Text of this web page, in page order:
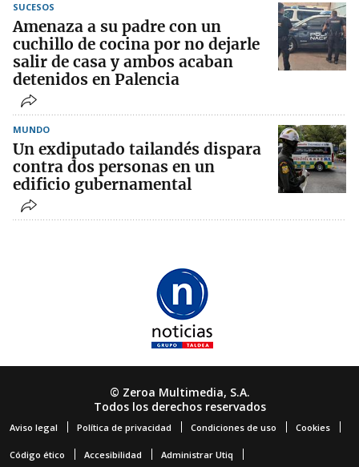
SUCESOS
Amenaza a su padre con un
cuchillo de cocina por no dejarle
salir de casa y ambos acaban
detenidos en Palencia
MUNDO
Un exdiputado tailandés dispara
contra dos personas en un
edificio gubernamental
© Zeroa Multimedia, S.A.
Todos los derechos reservados
Aviso legal Política de privacidad Condiciones de uso Cookies
Código ético Accesibilidad Administrar Utiq